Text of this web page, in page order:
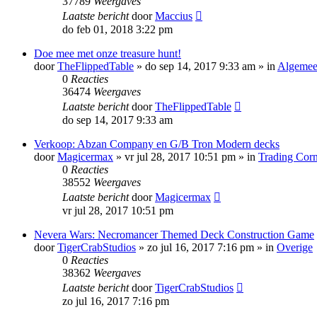
Laatste berichtdoorMaccius
do feb 01, 2018 3:22 pm
Doe mee met onze treasure hunt!
doorTheFlippedTable » do sep 14, 2017 9:33 am » in
0 Reacties
36474 Weergaves
Laatste berichtdoorTheFlippedTable
do sep 14, 2017 9:33 am
Verkoop: Abzan Company en G/B Tron Modern decks
doorMagicermax » vr jul 28, 2017 10:51 pm » in Trading
0 Reacties
38552 Weergaves
Laatste berichtdoorMagicermax
vr jul 28, 2017 10:51 pm
Nevera Wars: Necromancer Themed Deck Construction Game
doorTigerCrabStudios » zo jul 16, 2017 7:16 pm » in Overige
0 Reacties
38362 Weergaves
Laatste berichtdoorTigerCrabStudios
zo jul 16, 2017 7:16 pm